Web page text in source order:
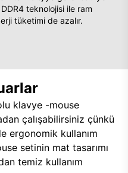
teknolojisi ile ram
tüketimi de azalır.
klavye -mouse
çalışabilirsiniz çünkü
ergonomik kullanım
setinin mat tasarımı
temiz kullanım